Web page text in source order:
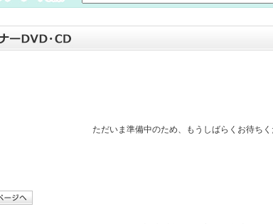
ただいま準備中のため、もうしばらくお待ち